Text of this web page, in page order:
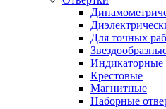
Для точных
Индикаторные
Крестовые
Магнитные
Наборные